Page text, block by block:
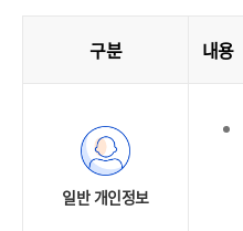
구분 내용
일반 개인정보